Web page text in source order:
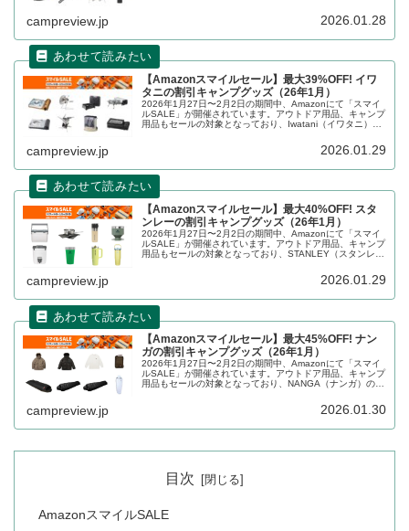
campreview.jp 2026.01.28
【Amazonスマイルセール】最大39%OFF! イワ
タニの割引キャンプグッズ（26年1月）
2026年1月27日〜2月2日の期間中、Amazonにて「スマイ
ルSALE」が開催されています。アウトドア用品、キャンプ
用品もセールの対象となっており、Iwatani（イワタニ）の
campreview.jp 2026.01.29
【Amazonスマイルセール】最大40%OFF! スタ
ンレーの割引キャンプグッズ（26年1月）
2026年1月27日〜2月2日の期間中、Amazonにて「スマイ
ルSALE」が開催されています。アウトドア用品、キャンプ
用品もセールの対象となっており、STANLEY（スタンレ
campreview.jp 2026.01.29
【Amazonスマイルセール】最大45%OFF! ナン
ガの割引キャンプグッズ（26年1月）
2026年1月27日〜2月2日の期間中、Amazonにて「スマイ
ルSALE」が開催されています。アウトドア用品、キャンプ
用品もセールの対象となっており、NANGA（ナンガ）のキ
campreview.jp 2026.01.30
目次
AmazonスマイルSALE